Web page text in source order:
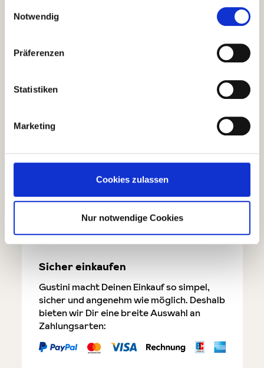
Notwendig
Präferenzen
Statistiken
Marketing
Cookies zulassen
Nur notwendige Cookies
Du hast eine Frage oder möchtest Dich
Kontaktformular
✓ Günstiger Versand ab 69 €
✓ Liebevoll handverlesenes Sortiment
✓ Foodscout Genuss-Garantie
Sicher einkaufen
Gustini macht Deinen Einkauf so simpel,
sicher und angenehm wie möglich. Deshalb
bieten wir Dir eine breite Auswahl an
Zahlungsarten: